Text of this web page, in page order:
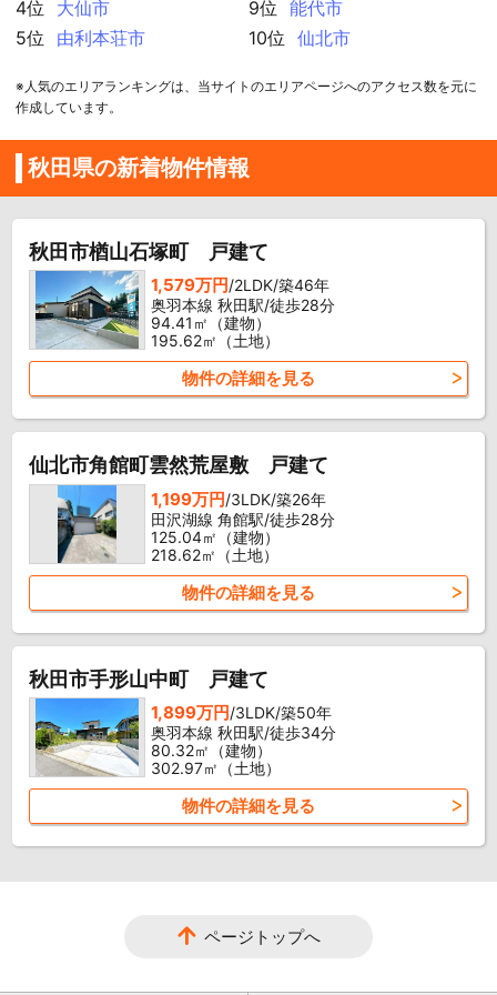
4位
大仙市
5位
由利本荘市
9位
能代市
10位
仙北市
※人気のエリアランキングは、当サイトのエリアページへのアクセス数を元に
作成しています。
秋田県の新着物件情報
秋田市楢山石塚町 戸建て
1,579万円/2LDK/築46年
奥羽本線 秋田駅/徒歩28分
94.41㎡（建物）
195.62㎡（土地）
物件の詳細を見る
仙北市角館町雲然荒屋敷 戸建て
1,199万円/3LDK/築26年
田沢湖線 角館駅/徒歩28分
125.04㎡（建物）
218.62㎡（土地）
物件の詳細を見る
秋田市手形山中町 戸建て
1,899万円/3LDK/築50年
奥羽本線 秋田駅/徒歩34分
80.32㎡（建物）
302.97㎡（土地）
物件の詳細を見る
ページトップへ